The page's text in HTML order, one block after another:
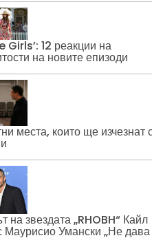
Girls’: 12 реакции на
на новите епизоди
места, които ще изчезнат
на звездата „RHOBH“ Кайл
Маурисио Умански „Не дава